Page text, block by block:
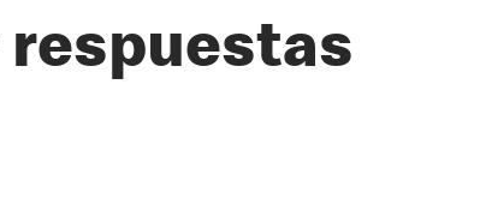
respuestas